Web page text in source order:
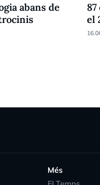
abans de
el
Més